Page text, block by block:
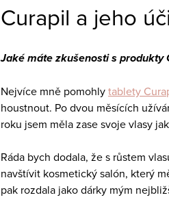
Curapil a jeho
Jaké máte zkušenosti s produkty
Nejvíce mně pomohlytablety
houstnout. Po dvou měsících
roku jsem měla zase svoje vlasy
Ráda bych dodala, že s růstem
navštívit kosmetický salón, který
pak rozdala jako dárky mým